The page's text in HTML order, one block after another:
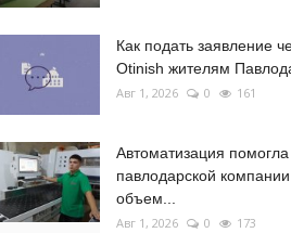
Как подать заявление
Otinish жителям
Авг 1, 2026 0 161
Автоматизация помогла
павлодарской
объем...
Авг 1, 2026 0 173